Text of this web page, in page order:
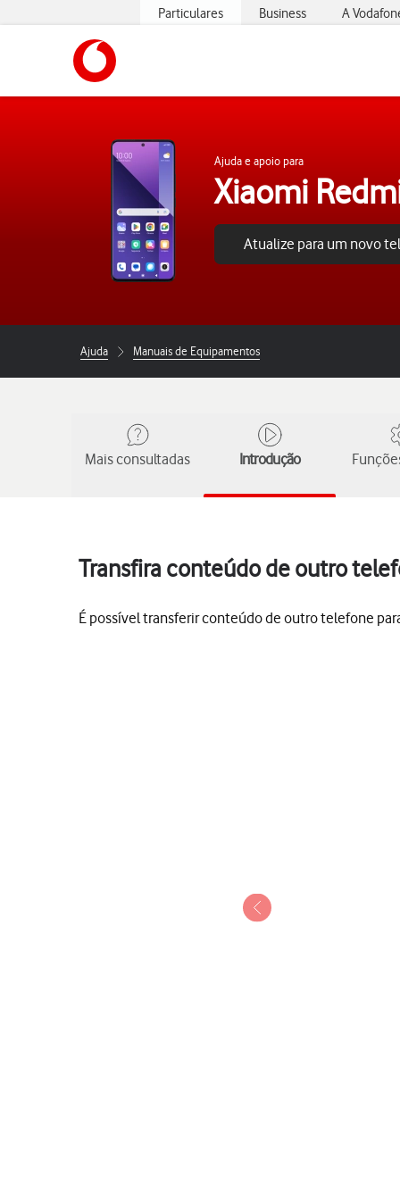
Particulares Business A
Ajuda e apoio para
Xiaomi
Atualize para um novo
Ajuda Manuais de Equipamentos
Mais consultadas Introdução
Transfira conteúdo de outro
É possível transferir conteúdo de outro telefone